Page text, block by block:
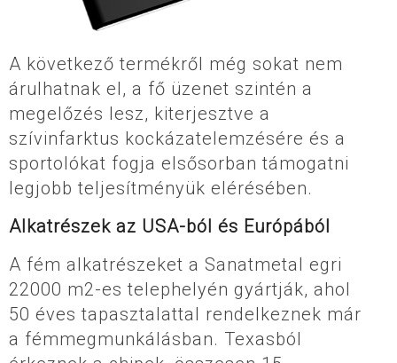
A következő termékről még sokat nem
árulhatnak el, a fő üzenet szintén a
megelőzés lesz, kiterjesztve a
szívinfarktus kockázatelemzésére és a
sportolókat fogja elsősorban támogatni
legjobb teljesítményük elérésében.
Alkatrészek az USA-ból és Európából
A fém alkatrészeket a Sanatmetal egri
22000 m2-es telephelyén gyártják, ahol
50 éves tapasztalattal rendelkeznek már
a fémmegmunkálásban. Texasból